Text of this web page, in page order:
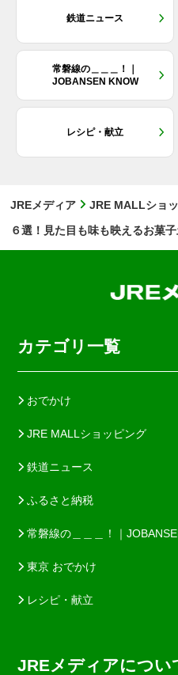
鉄道ニュース
常磐線の＿＿＿！｜
JOBANSEN KNOW
レシピ・献立
JREメディア JRE MALLショ
６選！見た目も味も映えるお菓
カテゴリ一覧
おでかけ
JRE MALLショッピング
鉄道ニュース
ふるさと納税
常磐線の＿＿＿！｜
東京 おでかけ
レシピ・献立
JREメディアについ